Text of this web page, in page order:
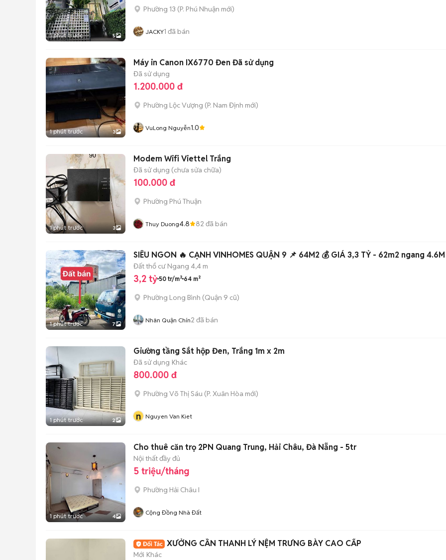
1 phút trước 5
Phường 13 (P. Phú Nhuận mới)
JACKY1 đã bán
1 phút trước 3
Máy in Canon IX6770 Đen Đã sử dụng
Đã sử dụng
1.200.000 đ
Phường Lộc Vượng (P. Nam Định mới)
VuLong Nguyễn1.0
1 phút trước 3
Modem Wifi Viettel Trắng
Đã sử dụng (chưa sửa chữa)
100.000 đ
Phường Phú Thuận
Thuy Duong4.8 82 đã bán
1 phút trước 7
SIÊU NGON 🔥 CẠNH VINHOMES QUẬN 9 📌 64M2 💰 GIÁ 3,3 TỶ - 62m2 ngang 4.6M
Đất thổ cư Ngang 4,4 m
3,2 tỷ 50 tr/m² 64 m²
Phường Long Bình (Quận 9 cũ)
Nhân Quận Chín2 đã bán
1 phút trước 2
Giường tầng Sắt hộp Đen, Trắng 1m x 2m
Đã sử dụng Khác
800.000 đ
Phường Võ Thị Sáu (P. Xuân Hòa mới)
n Nguyen Van Kiet
1 phút trước 4
Cho thuê căn trọ 2PN Quang Trung, Hải Châu, Đà Nẵng - 5tr
Nội thất đầy đủ
5 triệu/tháng
Phường Hải Châu I
Cộng Đồng Nhà Đất
XƯỞNG CẦN THANH LÝ NỆM TRƯNG BÀY CAO CẤP
Mới Khác